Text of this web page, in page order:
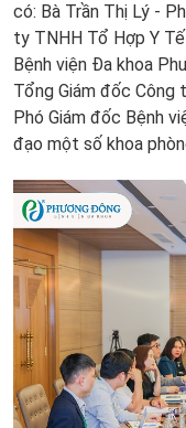
có: Bà Trần Thị Lý -
ty TNHH Tổ Hợp Y
Bệnh viện Đa khoa
Tổng Giám đốc
Phó Giám đốc Bệnh
đạo một số khoa